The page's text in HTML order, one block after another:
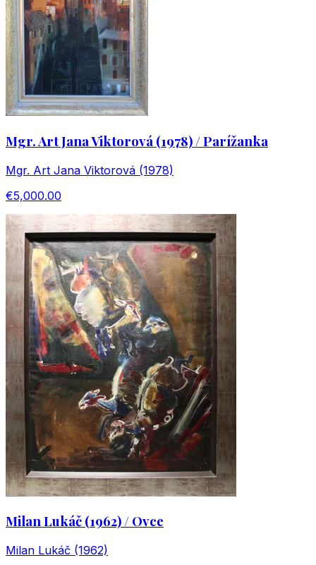
Mgr. Art Jana Viktorová (1978) / Parížanka
Mgr. Art Jana Viktorová (1978)
€5,000.00
Milan Lukáč (1962) / Ovce
Milan Lukáč (1962)